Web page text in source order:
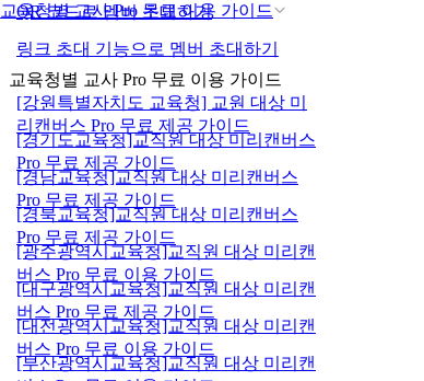
교육청별 교사 Pro 무료 이용 가이드
QR 코드로 멤버 초대하기
링크 초대 기능으로 멤버 초대하기
교육청별 교사 Pro 무료 이용 가이드
[강원특별자치도 교육청] 교원 대상 미
리캔버스 Pro 무료 제공 가이드
[경기도교육청]교직원 대상 미리캔버스
Pro 무료 제공 가이드
[경남교육청]교직원 대상 미리캔버스
Pro 무료 제공 가이드
[경북교육청]교직원 대상 미리캔버스
Pro 무료 제공 가이드
[광주광역시교육청]교직원 대상 미리캔
버스 Pro 무료 이용 가이드
[대구광역시교육청]교직원 대상 미리캔
버스 Pro 무료 제공 가이드
[대전광역시교육청]교직원 대상 미리캔
버스 Pro 무료 이용 가이드
[부산광역시교육청]교직원 대상 미리캔